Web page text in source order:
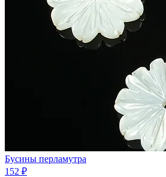
Бусины перламутра
152 ₽